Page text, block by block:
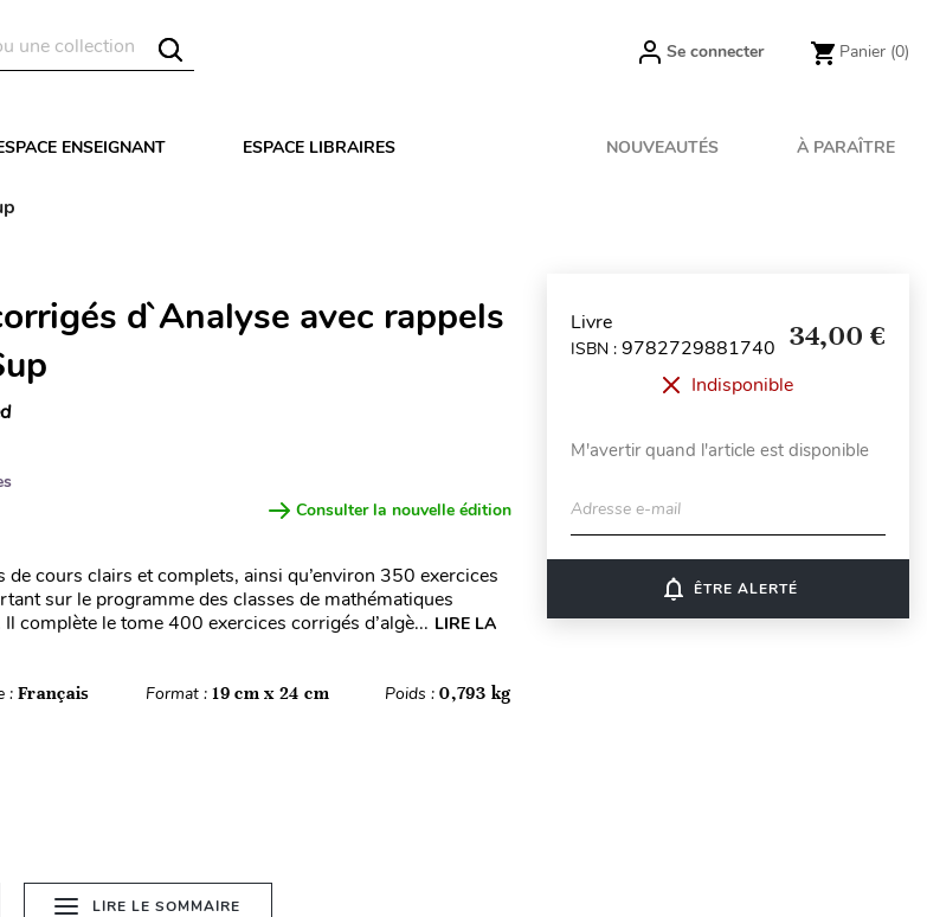
Se connecter Panier (0)
ENSEIGNANT ESPACE LIBRAIRES NOUVEAUTÉS À PARAÎTRE
d`Analyse avec rappels
Consulter la nouvelle édition
de cours clairs et complets, ainsi qu’environ 350 exercices
sur le programme des classes de mathématiques
complète le tome 400 exercices corrigés d’algè... LIRE LA
:Français Format :19 cm x 24 cm Poids :0,793 kg
LIRE LE SOMMAIRE
Livre
ISBN : 9782729881740 34,00 €
Indisponible
M'avertir quand l'article est disponible
Adresse e-mail
notifications_none ÊTRE ALERTÉ